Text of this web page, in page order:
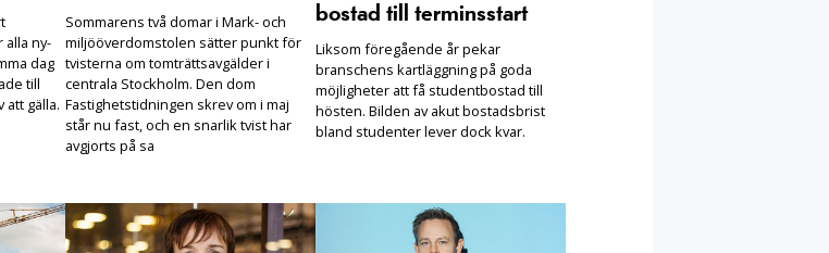
alla ny-
dag
till
att gälla.
Sommarens två domar i Mark- och
miljööverdomstolen sätter punkt för
tvisterna om tomträttsavgälder i
centrala Stockholm. Den dom
Fastighetstidningen skrev om i maj
står nu fast, och en snarlik tvist har
avgjorts på sa
bostad till terminsstart
Liksom föregående år pekar
branschens kartläggning på goda
möjligheter att få studentbostad till
hösten. Bilden av akut bostadsbrist
bland studenter lever dock kvar.